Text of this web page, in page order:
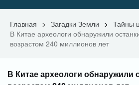
Главная > Загадки Земли > Тайны
В Китае археологи обнаружили
возрастом 240 миллионов лет
В Китае археологи обнаружили